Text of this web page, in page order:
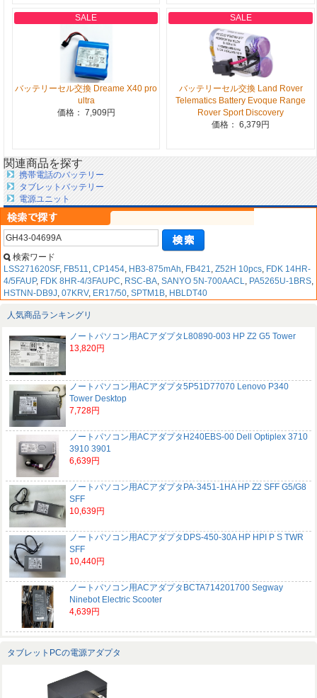
SALE
バッテリーセル交換 Dreame X40 pro
ultra
価格： 7,909円
SALE
バッテリーセル交換 Land Rover
Telematics Battery Evoque Range
Rover Sport Discovery
価格： 6,379円
関連商品を探す
携帯電話のバッテリー
タブレットバッテリー
電源ユニット
検索ワード
LSS271620SF, FB511, CP1454, HB3-875mAh, FB421, Z52H 10pcs, FDK 14HR-
4/5FAUP, FDK 8HR-4/3FAUPC, RSC-BA, SANYO 5N-700AACL, PA5265U-1BRS,
HSTNN-DB9J, 07KRV, ER17/50, SPTM1B, HBLDT40
人気商品ランキングリ
ノートパソコン用ACアダプタL80890-003 HP Z2 G5 Tower
13,820円
ノートパソコン用ACアダプタ5P51D77070 Lenovo P340
Tower Desktop
7,728円
ノートパソコン用ACアダプタH240EBS-00 Dell Optiplex 3710
3910 3901
6,639円
ノートパソコン用ACアダプタPA-3451-1HA HP Z2 SFF G5/G8
SFF
10,639円
ノートパソコン用ACアダプタDPS-450-30A HP HPI P S TWR
SFF
10,440円
ノートパソコン用ACアダプタBCTA714201700 Segway
Ninebot Electric Scooter
4,639円
タブレットPCの電源アダプタ